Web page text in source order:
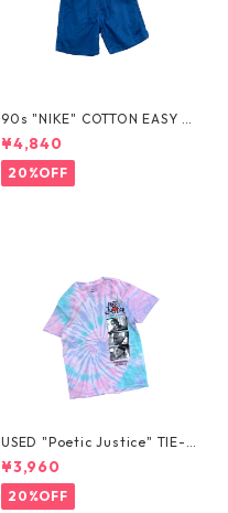
90s "NIKE" COTTON EASY S
HORTS
¥4,840
20%OFF
USED "Poetic Justice" TIE-D
YE TEE
¥3,960
20%OFF